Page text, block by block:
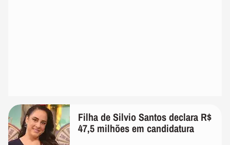
Filha de Silvio Santos declara R$
47,5 milhões em candidatura